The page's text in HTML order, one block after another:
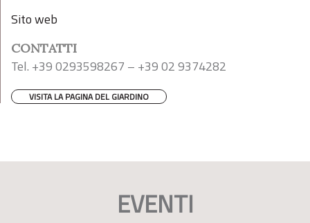
Sito web
CONTATTI
Tel. +39 0293598267 – +39 02 9374282
VISITA LA PAGINA DEL GIARDINO
EVENTI